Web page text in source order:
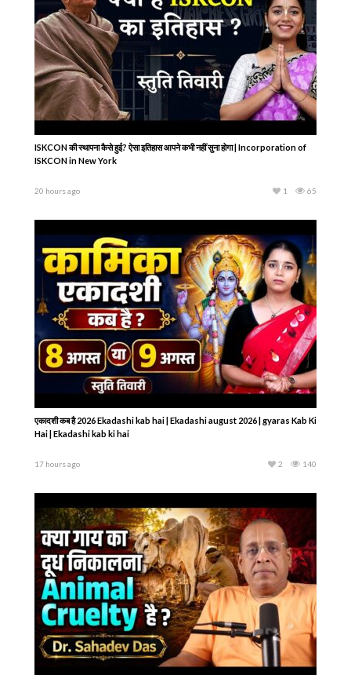
ISKCON की स्थापना कैसे हुई? ऐसा इतिहास आपने कभी नहीं सुना होगा | Incorporation of
ISKCON in New York
20 hours ago 65
1
एकादशी कब है 2026 Ekadashi kab hai | Ekadashi august 2026 | gyaras Kab Ki
Hai | Ekadashi kab ki hai
17 hours ago 140
2